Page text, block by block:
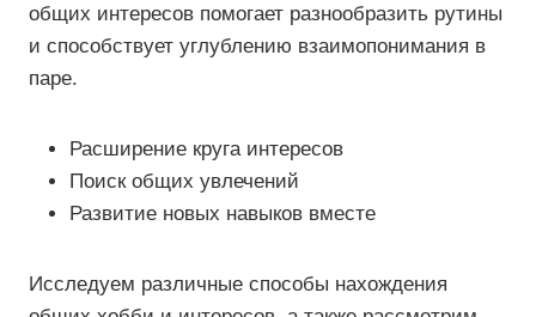
общих интересов помогает разнообразить рутины
и способствует углублению взаимопонимания в
паре.
Расширение круга интересов
Поиск общих увлечений
Развитие новых навыков вместе
Исследуем различные способы нахождения